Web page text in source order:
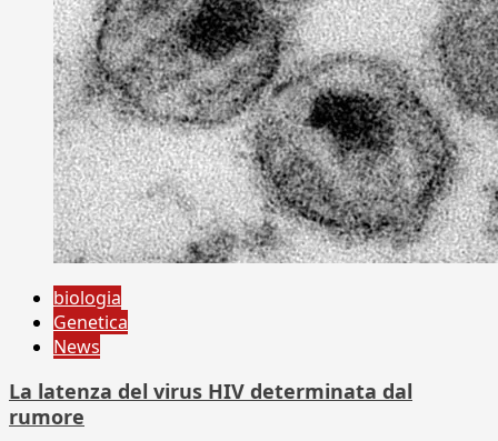
biologia
Genetica
News
La latenza del virus HIV determinata dal
rumore